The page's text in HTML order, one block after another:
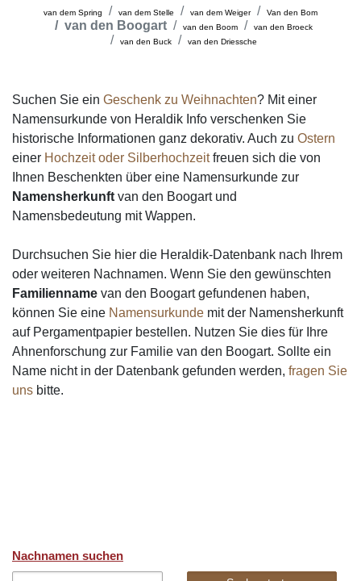
van dem Spring van dem Stelle van dem Weiger Van den Bom
van den Boogart van den Boom
van den Broeck
van den Buck
van den Driessche
Suchen Sie ein Geschenk zu Weihnachten? Mit einer
Namensurkunde von Heraldik Info verschenken Sie
historische Informationen ganz dekorativ. Auch zu Ostern
einer Hochzeit oder Silberhochzeitfreuen sich die von
Ihnen Beschenkten über eine Namensurkunde zur
Namensherkunft van den Boogart und
Namensbedeutung mit Wappen.
Durchsuchen Sie hier die Heraldik-Datenbank nach Ihrem
oder weiteren Nachnamen. Wenn Sie den gewünschten
Familienname van den Boogart gefundenen haben,
können Sie eine Namensurkunde mit der Namensherkunft
auf Pergamentpapier bestellen. Nutzen Sie dies für Ihre
Ahnenforschung zur Familie van den Boogart. Sollte ein
Name nicht in der Datenbank gefunden werden, fragen Sie
uns bitte.
Nachnamen suchen